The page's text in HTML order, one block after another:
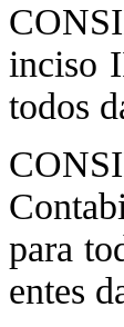
inciso
todos
para
entes